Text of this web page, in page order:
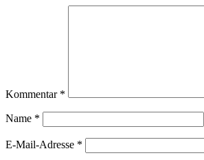
Kommentar *
Name *
E-Mail-Adresse *